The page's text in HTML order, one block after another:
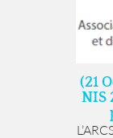
(21
NIS